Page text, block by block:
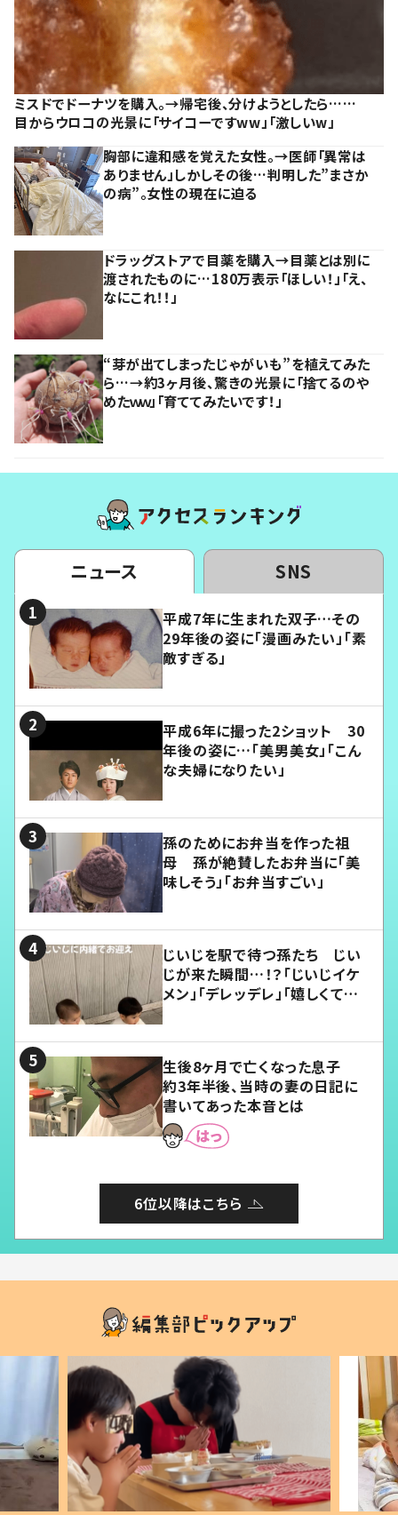
ミスドでドーナツを購入。→帰宅後、分けようとしたら……
目からウロコの光景に「サイコーですww」「激しいw」
胸部に違和感を覚えた女性。→医師「異常は
ありません」しかしその後…判明した”まさか
の病”。女性の現在に迫る
ドラッグストアで目薬を購入→目薬とは別に
渡されたものに…180万表示「ほしい！」「え、
なにこれ！！」
“芽が出てしまったじゃがいも”を植えてみた
ら…→約3ヶ月後、驚きの光景に「捨てるのや
めたｗｗ」「育ててみたいです！」
ニュース SNS
平成7年に生まれた双子…その
29年後の姿に「漫画みたい」「素
敵すぎる」
平成6年に撮った2ショット 30
年後の姿に…「美男美女」「こん
な夫婦になりたい」
孫のためにお弁当を作った祖
母 孫が絶賛したお弁当に「美
味しそう」「お弁当すごい」
じいじを駅で待つ孫たち じい
じが来た瞬間…！？「じいじイケ
メン」「デレッデレ」「嬉しくて可
生後8ヶ月で亡くなった息子
約3年半後、当時の妻の日記に
書いてあった本音とは
6位以降はこちら